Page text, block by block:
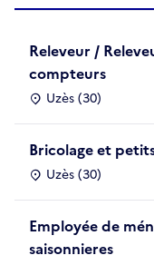
Releveur /
compteurs
Uzès (30)
Bricolage et
Uzès (30)
Employée de
saisonnieres